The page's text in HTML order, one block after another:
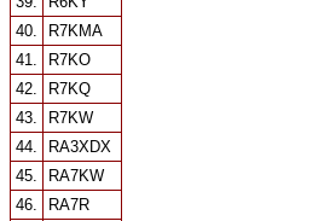
40.
R7KMA
41.
R7KO
42.
R7KQ
43.
R7KW
44.
RA3XDX
45.
RA7KW
46.
RA7R